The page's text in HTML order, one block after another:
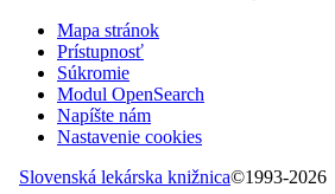
Mapa stránok
Prístupnosť
Súkromie
Modul OpenSearch
Napíšte nám
Nastavenie cookies
Slovenská lekárska knižnica©1993-2026